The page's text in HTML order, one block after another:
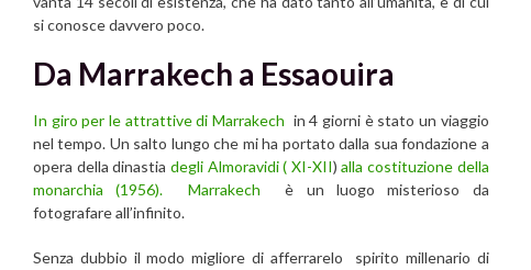
si conosce davvero poco.
Da Marrakech a Essaouira
In giro per le attrattive di Marrakech in 4 giorni è stato un viaggio
nel tempo. Un salto lungo che mi ha portato dalla sua fondazione a
opera della dinastia degli Almoravidi ( XI-XII)alla costituzione della
monarchia (1956).
Marrakech è un luogo misterioso da
fotografare all’infinito.
Senza dubbio il modo migliore di afferrarelo spirito millenario di